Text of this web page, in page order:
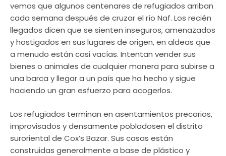
vemos que algunos centenares de refugiados arriban
cada semana después de cruzar el río Naf. Los recién
llegados dicen que se sienten inseguros, amenazados
y hostigados en sus lugares de origen, en aldeas que
a menudo están casi vacías. Intentan vender sus
bienes o animales de cualquier manera para subirse a
una barca y llegar a un país que ha hecho y sigue
haciendo un gran esfuerzo para acogerlos.
Los refugiados terminan en asentamientos precarios,
improvisados ​​y densamente pobladosen el distrito
suroriental de Cox’s Bazar. Sus casas están
construidas generalmente a base de plástico y